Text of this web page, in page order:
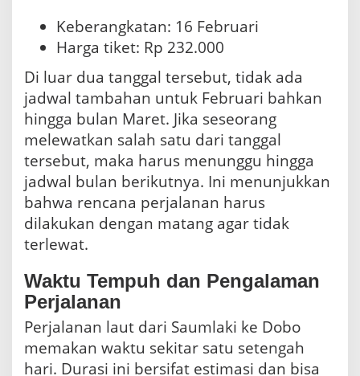
Keberangkatan: 16 Februari
Harga tiket: Rp 232.000
Di luar dua tanggal tersebut, tidak ada
jadwal tambahan untuk Februari bahkan
hingga bulan Maret. Jika seseorang
melewatkan salah satu dari tanggal
tersebut, maka harus menunggu hingga
jadwal bulan berikutnya. Ini menunjukkan
bahwa rencana perjalanan harus
dilakukan dengan matang agar tidak
terlewat.
Waktu Tempuh dan Pengalaman
Perjalanan
Perjalanan laut dari Saumlaki ke Dobo
memakan waktu sekitar satu setengah
hari. Durasi ini bersifat estimasi dan bisa